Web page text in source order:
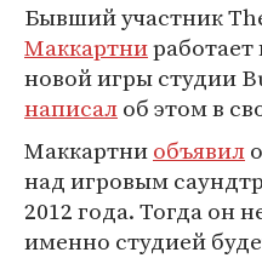
Бывший участник
Маккартни
новой игры студии
написалоб этом в
Маккартниобъявил
над игровым
2012 года. Тогда он
именно студией